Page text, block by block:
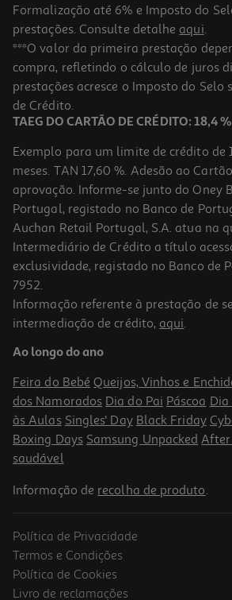
Livro Encontra O Bolinha Na Biblioteca De
11.61 €/un
12,90 € PVP de editor
11,61 €
-10%
Influencer Por Acaso
10.71 €/un
PVP de editor
10,71 €
-10%
Formalização até 6% e Imposto do
prestações. Consulte detalhe aqui.
***O valor da primeira prestação
compra, refletindo o cálculo de juros
prestações acresce o Imposto do Selo
de Crédito.
TAEG DO CARTÃO DE CRÉDITO: 18,4 %
Exemplo para um limite de crédito de
meses. TAN 17,60 %. Adesão ao
aprovação. Informe-se junto do Oney
Portugal, registado no Banco de
Auchan Retail Portugal, S.A. atua na
Intermediário de Crédito a título
exclusividade, registado no Banco de
7952.
Informação referente à prestação de
intermediação de crédito, aqui.
Ao longo do ano
Feira do Bebé Queijos, Vinhos e
dos Namorados Dia do Pai Páscoa Dia
às Aulas Singles' Day Black Friday
Boxing Days Samsung Unpacked After
saudável
Informação de recolha de produto.
Política de Privacidade
Termos e Condições
Política de Cookies
Livro de reclamações